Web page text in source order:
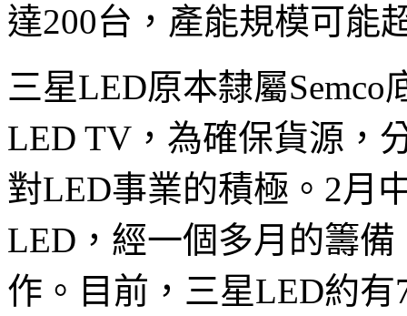
達200台，產能規模可能
三星LED原本隸屬
LED TV，為確保貨源，
對LED事業的積極。2月
LED，經一個多月的籌
作。目前，三星LED約